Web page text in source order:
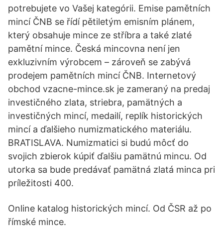
potrebujete vo Vašej kategórii. Emise pamětních
mincí ČNB se řídí pětiletým emisním plánem,
který obsahuje mince ze stříbra a také zlaté
pamětní mince. Česká mincovna není jen
exkluzivním výrobcem – zároveň se zabývá
prodejem pamětních mincí ČNB. Internetový
obchod vzacne-mince.sk je zameraný na predaj
investičného zlata, striebra, pamätných a
investičných mincí, medailí, replík historických
mincí a ďalšieho numizmatického materiálu.
BRATISLAVA. Numizmatici si budú môcť do
svojich zbierok kúpiť ďalšiu pamätnú mincu. Od
utorka sa bude predávať pamätná zlatá minca pri
príležitosti 400.
Online katalog historických mincí. Od ČSR až po
římské mince.